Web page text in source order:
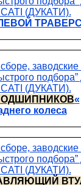
«
колеса